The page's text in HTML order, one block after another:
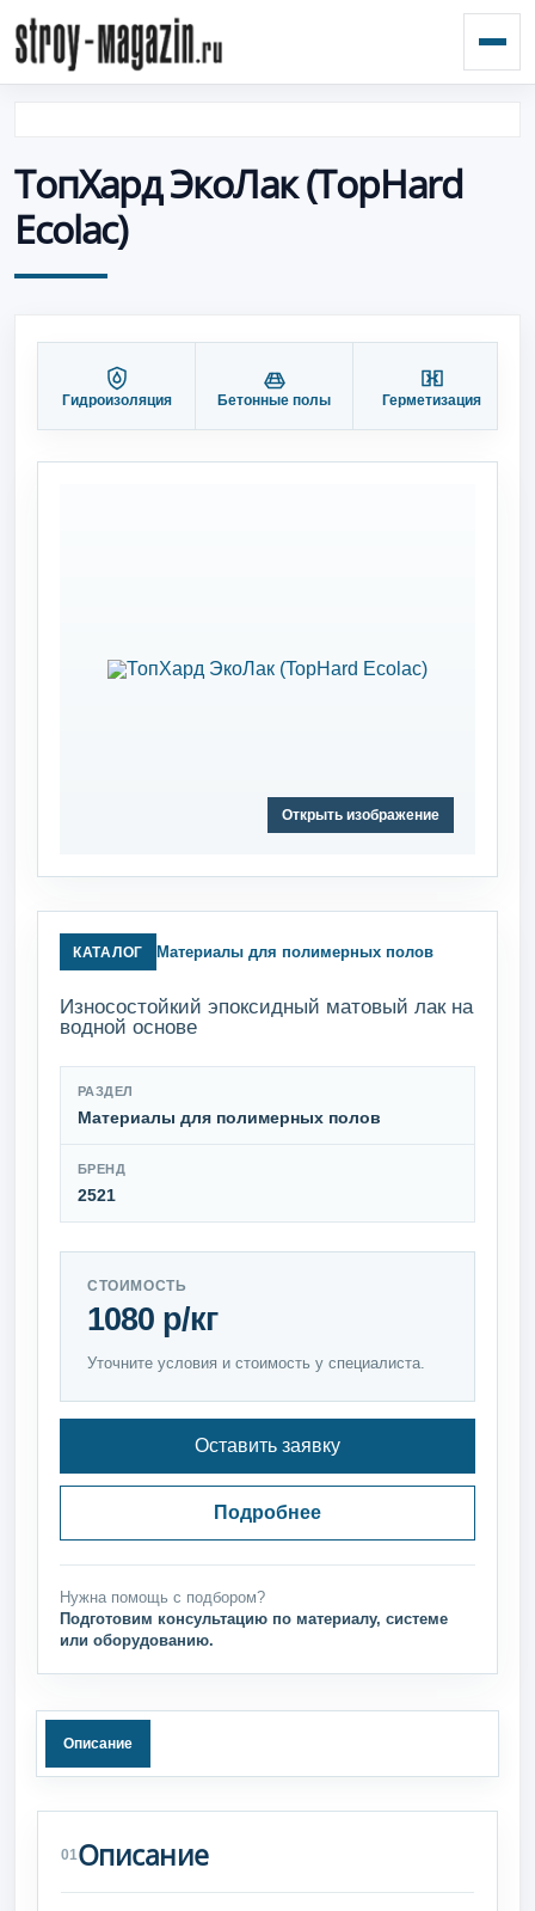
ТопХард ЭкоЛак (TopHard
Ecolac)
Гидроизоляция Бетонные полы Герметизация
Открыть изображение
КАТАЛОГ Материалы для полимерных полов
Износостойкий эпоксидный матовый лак на
водной основе
РАЗДЕЛ
Материалы для полимерных полов
БРЕНД
2521
СТОИМОСТЬ
1080 р/кг
Уточните условия и стоимость у специалиста.
Оставить заявку
Подробнее
Нужна помощь с подбором?
Подготовим консультацию по материалу, системе
или оборудованию.
Описание
01Описание